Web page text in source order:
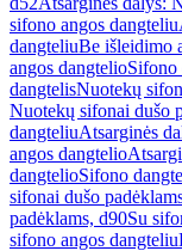
sifono angos dangteliu
dangteliuBe išleidimo
angos dangtelioSifono
dangtelisNuotekų
Nuotekų sifonai dušo
dangteliuAtsarginės
angos dangtelio
dangtelioSifono
sifonai dušo
padėklams, d90Su
sifono angos dangteliu